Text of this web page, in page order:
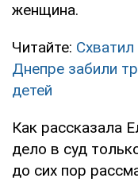
женщина.
Читайте:
Днепре забили
детей
Как рассказала
дело в суд
до сих пор